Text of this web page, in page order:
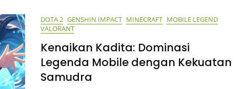
DOTA 2 GENSHIN IMPACT MINECRAFT MOBILE LEGEND
VALORANT
Kenaikan Kadita: Dominasi
Legenda Mobile dengan Kekuatan
Samudra